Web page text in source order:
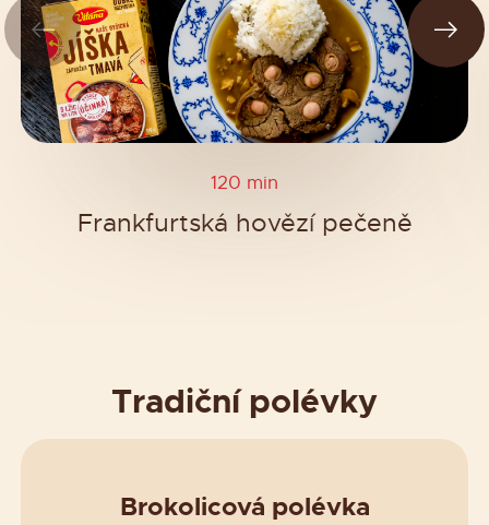
120 min
Frankfurtská hovězí pečeně
Tradiční polévky
Brokolicová polévka